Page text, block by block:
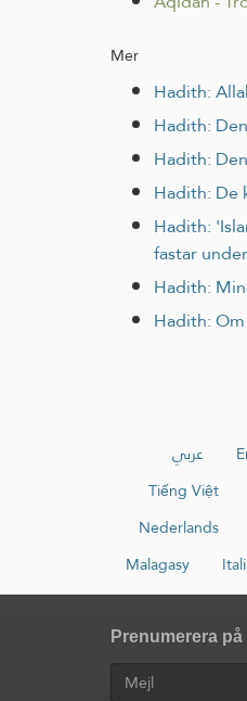
Mer
Hadith:
Hadith:
Hadith:
Hadith: De
Hadith:
fastar
Hadith:
Hadith:
عربي
Tiếng Việt
Nederlands
Malagasy
Prenumerera